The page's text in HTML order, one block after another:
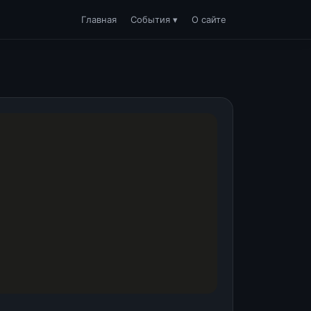
Главная События ▾ О сайте